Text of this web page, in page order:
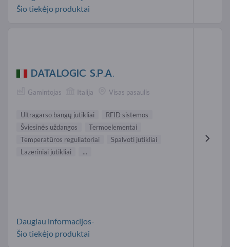
Šio tiekėjo produktai
DATALOGIC S.P.A.
Gamintojas Italija Visas pasaulis
Ultragarso bangų jutikliai
RFID sistemos
Šviesinės uždangos
Termoelementai
Temperatūros reguliatoriai
Spalvoti jutikliai
Lazeriniai jutikliai
...
Daugiau informacijos-
Šio tiekėjo produktai